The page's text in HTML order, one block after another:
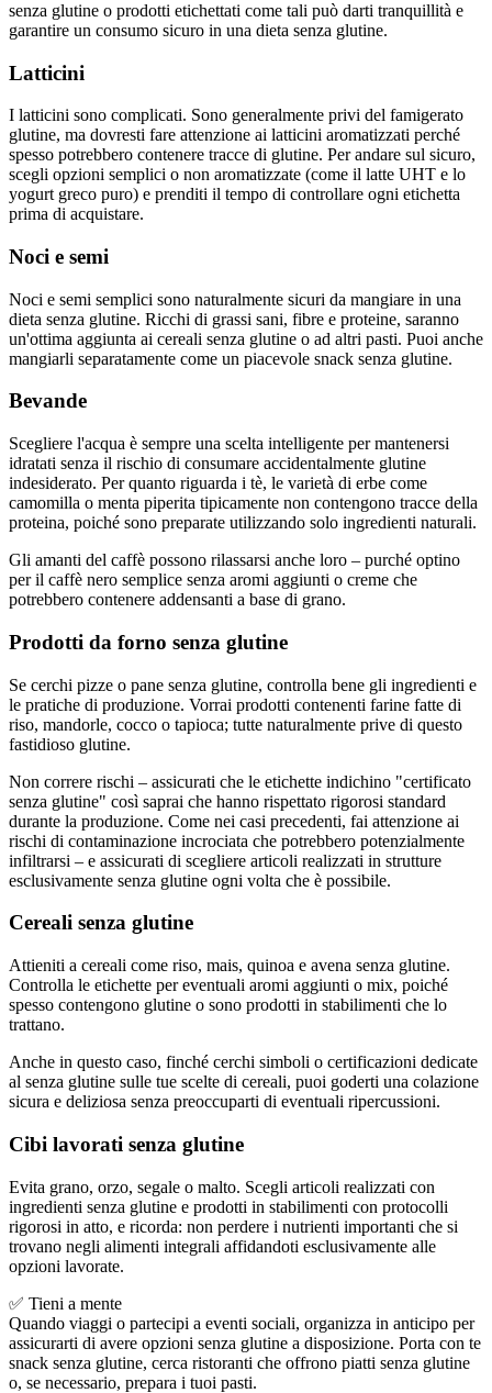
senza glutine o prodotti etichettati come tali può darti tranquillità e
garantire un consumo sicuro in una dieta senza glutine.
Latticini
I latticini sono complicati. Sono generalmente privi del famigerato
glutine, ma dovresti fare attenzione ai latticini aromatizzati perché
spesso potrebbero contenere tracce di glutine. Per andare sul sicuro,
scegli opzioni semplici o non aromatizzate (come il latte UHT e lo
yogurt greco puro) e prenditi il tempo di controllare ogni etichetta
prima di acquistare.
Noci e semi
Noci e semi semplici sono naturalmente sicuri da mangiare in una
dieta senza glutine. Ricchi di grassi sani, fibre e proteine, saranno
un'ottima aggiunta ai cereali senza glutine o ad altri pasti. Puoi anche
mangiarli separatamente come un piacevole snack senza glutine.
Bevande
Scegliere l'acqua è sempre una scelta intelligente per mantenersi
idratati senza il rischio di consumare accidentalmente glutine
indesiderato. Per quanto riguarda i tè, le varietà di erbe come
camomilla o menta piperita tipicamente non contengono tracce della
proteina, poiché sono preparate utilizzando solo ingredienti naturali.
Gli amanti del caffè possono rilassarsi anche loro – purché optino
per il caffè nero semplice senza aromi aggiunti o creme che
potrebbero contenere addensanti a base di grano.
Prodotti da forno senza glutine
Se cerchi pizze o pane senza glutine, controlla bene gli ingredienti e
le pratiche di produzione. Vorrai prodotti contenenti farine fatte di
riso, mandorle, cocco o tapioca; tutte naturalmente prive di questo
fastidioso glutine.
Non correre rischi – assicurati che le etichette indichino "certificato
senza glutine" così saprai che hanno rispettato rigorosi standard
durante la produzione. Come nei casi precedenti, fai attenzione ai
rischi di contaminazione incrociata che potrebbero potenzialmente
infiltrarsi – e assicurati di scegliere articoli realizzati in strutture
esclusivamente senza glutine ogni volta che è possibile.
Cereali senza glutine
Attieniti a cereali come riso, mais, quinoa e avena senza glutine.
Controlla le etichette per eventuali aromi aggiunti o mix, poiché
spesso contengono glutine o sono prodotti in stabilimenti che lo
trattano.
Anche in questo caso, finché cerchi simboli o certificazioni dedicate
al senza glutine sulle tue scelte di cereali, puoi goderti una colazione
sicura e deliziosa senza preoccuparti di eventuali ripercussioni.
Cibi lavorati senza glutine
Evita grano, orzo, segale o malto. Scegli articoli realizzati con
ingredienti senza glutine e prodotti in stabilimenti con protocolli
rigorosi in atto, e ricorda: non perdere i nutrienti importanti che si
trovano negli alimenti integrali affidandoti esclusivamente alle
opzioni lavorate.
✅ Tieni a mente
Quando viaggi o partecipi a eventi sociali, organizza in anticipo per
assicurarti di avere opzioni senza glutine a disposizione. Porta con te
snack senza glutine, cerca ristoranti che offrono piatti senza glutine
o, se necessario, prepara i tuoi pasti.